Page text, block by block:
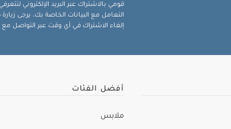
قومي بالاشتراك عبر البريد الإلكتروني
التعامل مع البيانات الخاصة بك، يرجى
إلغاء الاشتراك في أي وقت عبر التواصل مع
أفضل الفئات
ملابس